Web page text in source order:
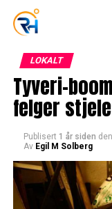
LOKALT
Tyveri-
felger
Publisert 1 år siden den
Av Egil M Solberg